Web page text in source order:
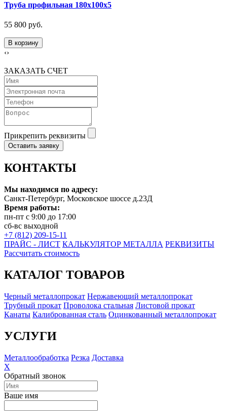
Труба профильная 180х100х5
55 800 руб.
В корзину
‹›
ЗАКАЗАТЬ СЧЕТ
Прикрепить реквизиты
Оставить заявку
КОНТАКТЫ
Мы находимся по адресу:
Санкт-Петербург, Московское шоссе д.23Д
Время работы:
пн-пт с 9:00 до 17:00
сб-вс выходной
+7 (812) 209-15-11
ПРАЙС - ЛИСТ КАЛЬКУЛЯТОР МЕТАЛЛА РЕКВИЗИТЫ
Рассчитать стоимость
КАТАЛОГ ТОВАРОВ
Черный металлопрокат Нержавеющий металлопрокат
Трубный прокат Проволока стальная Листовой прокат
Канаты Калиброванная сталь Оцинкованный металлопрокат
УСЛУГИ
Металлообработка Резка Доставка
X
Обратный звонок
Ваше имя